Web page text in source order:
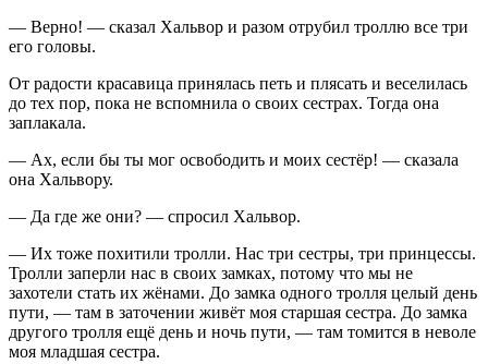
— Верно! — сказал Хальвор и разом отрубил троллю все три
его головы.
От радости красавица принялась петь и плясать и веселилась
до тех пор, пока не вспомнила о своих сестрах. Тогда она
заплакала.
— Ах, если бы ты мог освободить и моих сестёр! — сказала
она Хальвору.
— Да где же они? — спросил Хальвор.
— Их тоже похитили тролли. Нас три сестры, три принцессы.
Тролли заперли нас в своих замках, потому что мы не
захотели стать их жёнами. До замка одного тролля целый день
пути, — там в заточении живёт моя старшая сестра. До замка
другого тролля ещё день и ночь пути, — там томится в неволе
моя младшая сестра.